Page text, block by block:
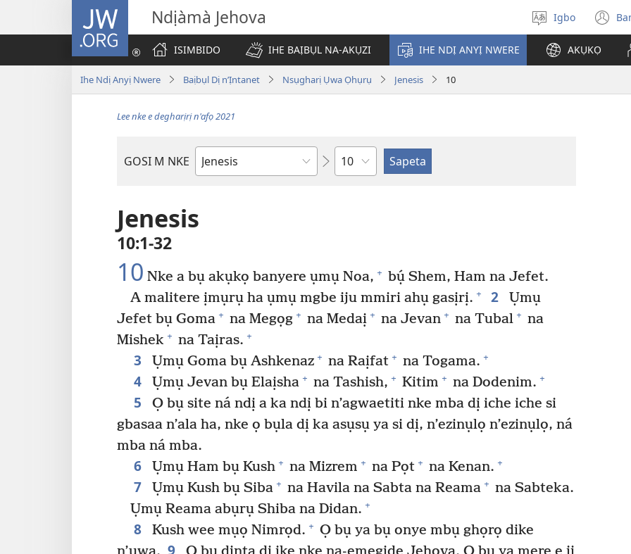
JW.ORG Ndịàmà Jehova
Họrọ
asụsụ
Igbo
gị
ị
ISIMBIDO
IHE BAỊBỤL NA-AKỤZI IHE NDỊ ANYỊ NWERE AKỤKỌ
Ihe Ndị Anyị Nwere Baịbụl Dị n’Ịntanet Nsụgharị Ụwa Ọhụrụ Jenesis 10
Lee nke e degharịrị n'afọ 2021
GOSI M NKE
Akwụkwọ
Isiokwu
Jenesis
10:1-32
10 Nke a bụ akụkọ banyere ụmụ Noa, + bụ́ Shem, Ham na Jefet.
A malitere ịmụrụ ha ụmụ mgbe iju mmiri ahụ gasịrị. + 2
Ụmụ
Jefet bụ Goma + na Megọg + na Medaị + na Jevan + na Tubal + na
Mishek + na Taịras. +
3 Ụmụ Goma bụ Ashkenaz + na Raịfat + na Togama. +
4 Ụmụ Jevan bụ Elaịsha + na Tashish, + Kitim + na Dodenim. +
5
Ọ bụ site ná ndị a ka ndị bi n’agwaetiti nke mba dị iche iche si
gbasaa n’ala ha, nke ọ bụla dị ka asụsụ ya si dị, n’ezinụlọ n’ezinụlọ, ná
mba ná mba.
6 Ụmụ Ham bụ Kush + na Mizrem + na Pọt + na Kenan. +
7 Ụmụ Kush bụ Siba + na Havila na Sabta na Reama + na Sabteka.
Ụmụ Reama abụrụ Shiba na Didan. +
8 Kush wee mụọ Nimrọd. + Ọ bụ ya bụ onye mbụ ghọrọ dike
9